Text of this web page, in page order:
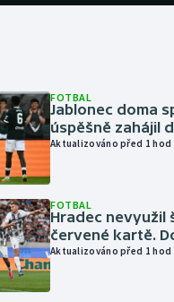
FOTBAL
Jablonec doma
úspěšně zahájil
Aktualizováno před 1 hod
FOTBAL
Hradec nevyužil
červené kartě.
Aktualizováno před 1 hod